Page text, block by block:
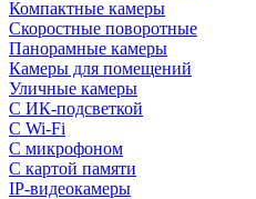
Компактные камеры
Скоростные поворотные
Панорамные камеры
Камеры для помещений
Уличные камеры
С ИК-подсветкой
С Wi-Fi
С микрофоном
С картой памяти
IP-видеокамеры